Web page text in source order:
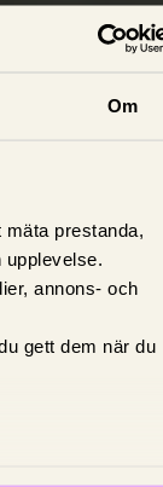
Om
prestanda,
annons- och
gett dem när du
att gå i
att betala
betala.